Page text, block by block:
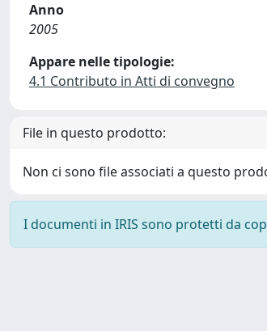
Anno
2005
Appare nelle tipologie:
4.1 Contributo in Atti di convegno
File in questo prodotto:
Non ci sono file associati a questo
I documenti in IRIS sono protetti da